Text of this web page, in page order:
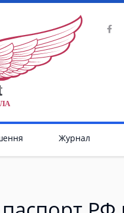
А
Журнал